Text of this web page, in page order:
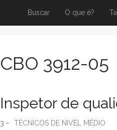
Buscar O que é?
CBO 3912-05
Inspetor de
3 - TÉCNICOS DE NIVEL MÉDIO